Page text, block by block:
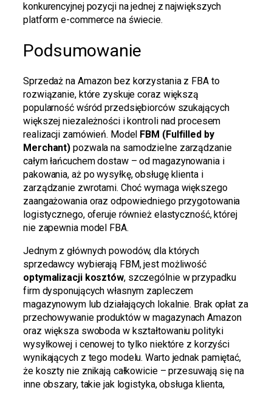
konkurencyjnej pozycji na jednej z największych
platform e-commerce na świecie.
Podsumowanie
Sprzedaż na Amazon bez korzystania z FBA to
rozwiązanie, które zyskuje coraz większą
popularność wśród przedsiębiorców szukających
większej niezależności i kontroli nad procesem
realizacji zamówień. Model FBM (Fulfilled by
Merchant) pozwala na samodzielne zarządzanie
całym łańcuchem dostaw – od magazynowania i
pakowania, aż po wysyłkę, obsługę klienta i
zarządzanie zwrotami. Choć wymaga większego
zaangażowania oraz odpowiedniego przygotowania
logistycznego, oferuje również elastyczność, której
nie zapewnia model FBA.
Jednym z głównych powodów, dla których
sprzedawcy wybierają FBM, jest możliwość
optymalizacji kosztów, szczególnie w przypadku
firm dysponujących własnym zapleczem
magazynowym lub działających lokalnie. Brak opłat za
przechowywanie produktów w magazynach Amazon
oraz większa swoboda w kształtowaniu polityki
wysyłkowej i cenowej to tylko niektóre z korzyści
wynikających z tego modelu. Warto jednak pamiętać,
że koszty nie znikają całkowicie – przesuwają się na
inne obszary, takie jak logistyka, obsługa klienta,